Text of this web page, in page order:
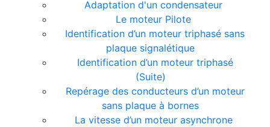
Adaptation d'un condensateur
Le moteur Pilote
Identification d’un moteur triphasé sans
plaque signalétique
Identification d’un moteur triphasé
(Suite)
Repérage des conducteurs d’un moteur
sans plaque à bornes
La vitesse d’un moteur asynchrone